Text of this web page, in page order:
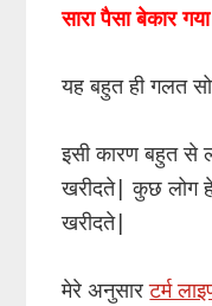
सारा पैसा बेकार
यह बहुत ही गलत
इसी कारण बहुत से
खरीदते| कुछ लोग
खरीदते|
मेरे अनुसारटर्म